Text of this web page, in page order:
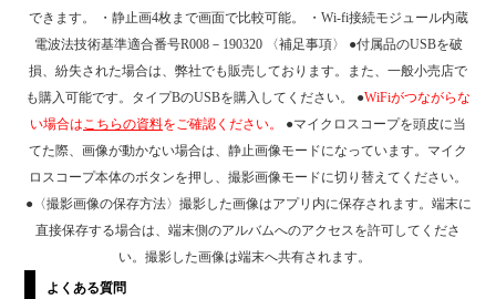
できます。 ・静止画4枚まで画面で比較可能。 ・Wi-fi接続モジュール内蔵
電波法技術基準適合番号R008－190320 〈補足事項〉 ●付属品のUSBを破
損、紛失された場合は、弊社でも販売しております。また、一般小売店で
も購入可能です。タイプBのUSBを購入してください。 ●WiFiがつながらな
い場合は こちらの資料をご確認ください。
●マイクロスコープを頭皮に当
てた際、画像が動かない場合は、静止画像モードになっています。マイク
ロスコープ本体のボタンを押し、撮影画像モードに切り替えてください。
●〈撮影画像の保存方法〉撮影した画像はアプリ内に保存されます。端末に
直接保存する場合は、端末側のアルバムへのアクセスを許可してくださ
い。撮影した画像は端末へ共有されます。
よくある質問